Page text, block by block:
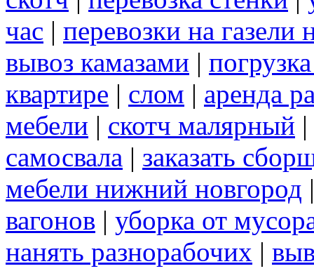
час | перевозки на
вывоз камазами |
квартире | слом | аренда
мебели | скотч малярный |
самосвала | заказать
мебели нижний новгород
вагонов | уборка от
нанять разнорабочих |